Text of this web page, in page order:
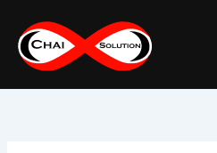
content